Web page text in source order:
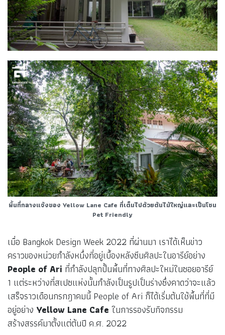
พื้นที่กลางแจ้งของ Yellow Lane Cafe ที่เต็มไปด้วยต้นไม้ใหญ่และเป็นโซน
Pet Friendly
เมื่อ Bangkok Design Week 2022 ที่ผ่านมา เราได้เห็นข่าว
คราวของหน่วยกำลังหนึ่งที่อยู่เบื้องหลังซีนศิลปะในอารีย์อย่าง
People of Ari ที่กำลังปลุกปั้นพื้นที่ทางศิลปะใหม่ในซอยอารีย์
1 แต่ระหว่างที่สเปซแห่งนั้นกำลังเป็นรูปเป็นร่างซึ่งคาดว่าจะแล้ว
เสร็จราวเดือนกรกฎาคมนี้ People of Ari ก็ได้เริ่มต้นใช้พื้นที่ที่มี
อยู่อย่าง Yellow Lane Cafe ในการรองรับกิจกรรม
สร้างสรรค์มาตั้งแต่ต้นปี ค.ศ. 2022